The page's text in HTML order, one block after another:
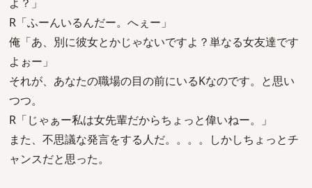
R「ふーんいるんだー。へぇー」
俺「あ、別に彼女とかじゃないですよ？単なる女友達です
よぉー」
それが、あなたの職場の目の前にいるKなのです。と思い
つつ。
R「じゃぁー私は女先輩だからちょっと偉いねー。」
また、不思議な発言をする人だ。。。。しかしちょっとチ
ャンスだと思った。